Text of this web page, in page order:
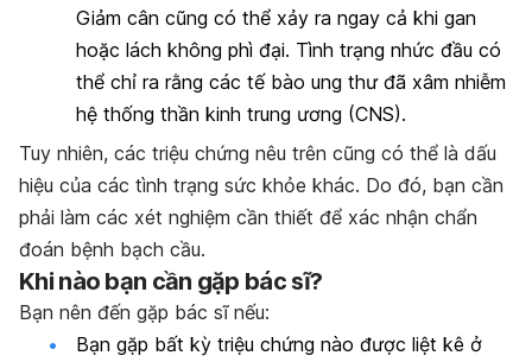
Giảm cân cũng có thể xảy ra ngay cả khi gan
hoặc lách không phì đại. Tình trạng nhức đầu có
thể chỉ ra rằng các tế bào ung thư đã xâm nhiễm
hệ thống thần kinh trung ương (CNS).
Tuy nhiên, các triệu chứng nêu trên cũng có thể là dấu
hiệu của các tình trạng sức khỏe khác. Do đó, bạn cần
phải làm các xét nghiệm cần thiết để xác nhận chẩn
đoán bệnh bạch cầu.
Khi nào bạn cần gặp bác sĩ?
Bạn nên đến gặp bác sĩ nếu:
Bạn gặp bất kỳ triệu chứng nào được liệt kê ở